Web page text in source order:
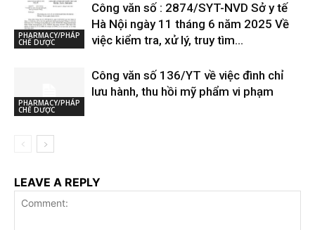
PHARMACY/PHÁP
CHẾ DƯỢC
Công văn số : 2874/SYT-NVD Sở y tế
Hà Nội ngày 11 tháng 6 năm 2025 Về
việc kiểm tra, xử lý, truy tìm...
PHARMACY/PHÁP
CHẾ DƯỢC
Công văn số 136/YT về việc đình chỉ
lưu hành, thu hồi mỹ phẩm vi phạm
LEAVE A REPLY